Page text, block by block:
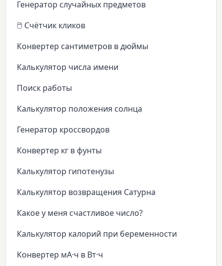
Генератор случайных предметов
🖱️ Счётчик кликов
Конвертер сантиметров в дюймы
Калькулятор числа имени
Поиск работы
Калькулятор положения солнца
Генератор кроссвордов
Конвертер кг в фунты
Калькулятор гипотенузы
Калькулятор возвращения Сатурна
Какое у меня счастливое число?
Калькулятор калорий при беременности
Конвертер мА·ч в Вт·ч